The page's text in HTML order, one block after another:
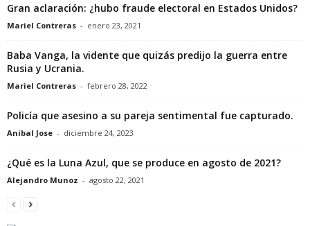
Gran aclaración: ¿hubo fraude electoral en Estados Unidos?
Mariel Contreras - enero 23, 2021
Baba Vanga, la vidente que quizás predijo la guerra entre
Rusia y Ucrania.
Mariel Contreras - febrero 28, 2022
Policía que asesino a su pareja sentimental fue capturado.
Anibal Jose - diciembre 24, 2023
¿Qué es la Luna Azul, que se produce en agosto de 2021?
Alejandro Munoz - agosto 22, 2021